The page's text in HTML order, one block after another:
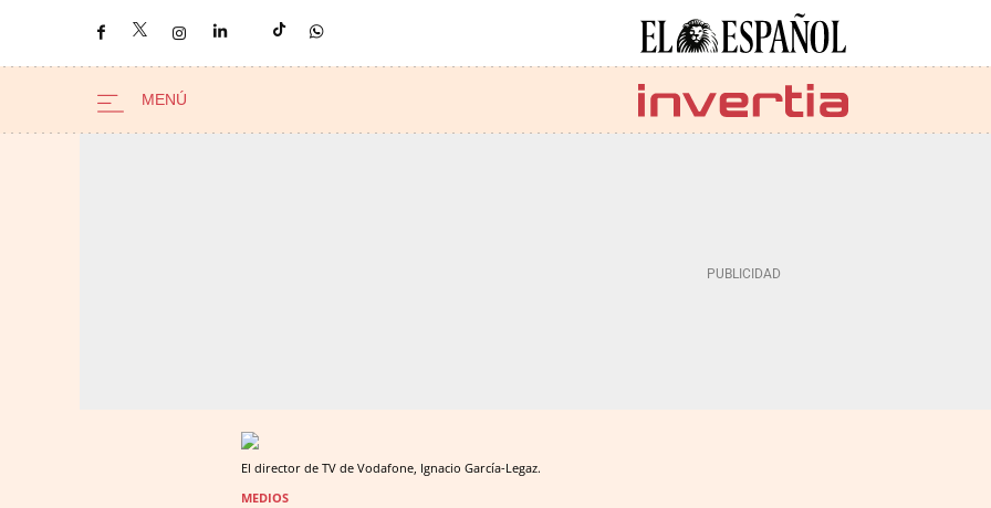
El director de TV de Vodafone, Ignacio García-Legaz.
MEDIOS